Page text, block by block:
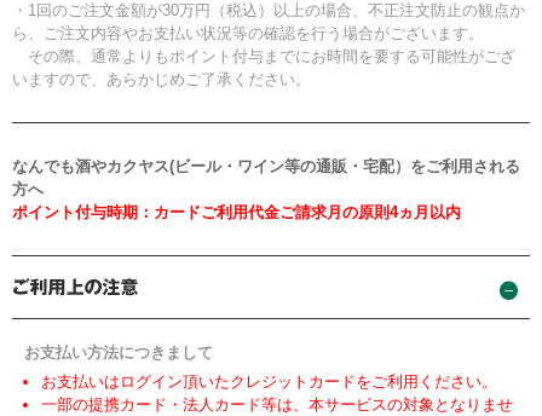
・1回のご注文金額が30万円（税込）以上の場合、不正注文防止の観点か
ら、ご注文内容やお支払い状況等の確認を行う場合がございます。
その際、通常よりもポイント付与までにお時間を要する可能性がござ
いますので、あらかじめご了承ください。
なんでも酒やカクヤス(ビール・ワイン等の通販・宅配）をご利用される
方へ
ポイント付与時期：カードご利用代金ご請求月の原則4ヵ月以内
お支払い方法につきまして
お支払いはログイン頂いたクレジットカードをご利用ください。
一部の提携カード・法人カード等は、本サービスの対象となりませ